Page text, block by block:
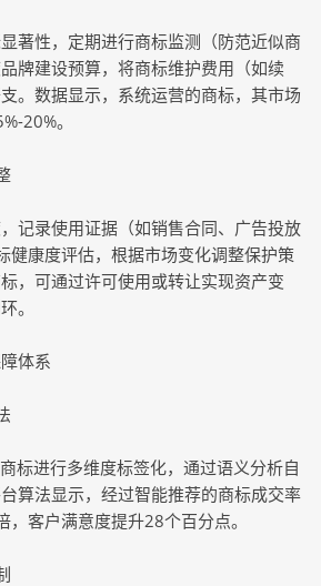
著性，定期进行商标监测（防范近似商
牌建设预算，将商标维护费用（如续
。数据显示，系统运营的商标，其市场
20%。
记录使用证据（如销售合同、广告投放
健康度评估，根据市场变化调整保护策
，可通过许可使用或转让实现资产变
。
体系
标进行多维度标签化，通过语义分析自
算法显示，经过智能推荐的商标成交率
，客户满意度提升28个百分点。